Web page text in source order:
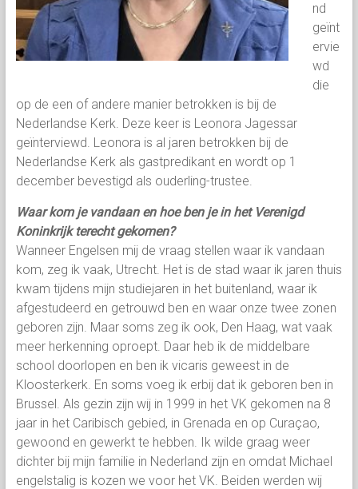
nd
geïnt
ervie
wd
die
op de een of andere manier betrokken is bij de
Nederlandse Kerk. Deze keer is Leonora Jagessar
geïnterviewd. Leonora is al jaren betrokken bij de
Nederlandse Kerk als gastpredikant en wordt op 1
december bevestigd als ouderling-trustee.
Waar kom je vandaan en hoe ben je in het Verenigd
Koninkrijk terecht gekomen?
Wanneer Engelsen mij de vraag stellen waar ik vandaan
kom, zeg ik vaak, Utrecht. Het is de stad waar ik jaren thuis
kwam tijdens mijn studiejaren in het buitenland, waar ik
afgestudeerd en getrouwd ben en waar onze twee zonen
geboren zijn. Maar soms zeg ik ook, Den Haag, wat vaak
meer herkenning oproept. Daar heb ik de middelbare
school doorlopen en ben ik vicaris geweest in de
Kloosterkerk. En soms voeg ik erbij dat ik geboren ben in
Brussel. Als gezin zijn wij in 1999 in het VK gekomen na 8
jaar in het Caribisch gebied, in Grenada en op Curaçao,
gewoond en gewerkt te hebben. Ik wilde graag weer
dichter bij mijn familie in Nederland zijn en omdat Michael
engelstalig is kozen we voor het VK. Beiden werden wij